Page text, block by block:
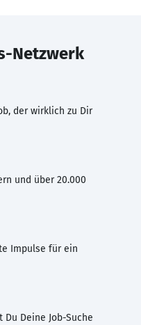
Netzwerk
der wirklich zu Dir
und über 20.000
Impulse für ein
Deine Job-Suche